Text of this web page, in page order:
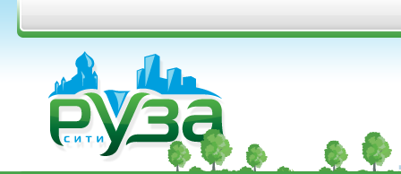
Перейти к основному содержанию